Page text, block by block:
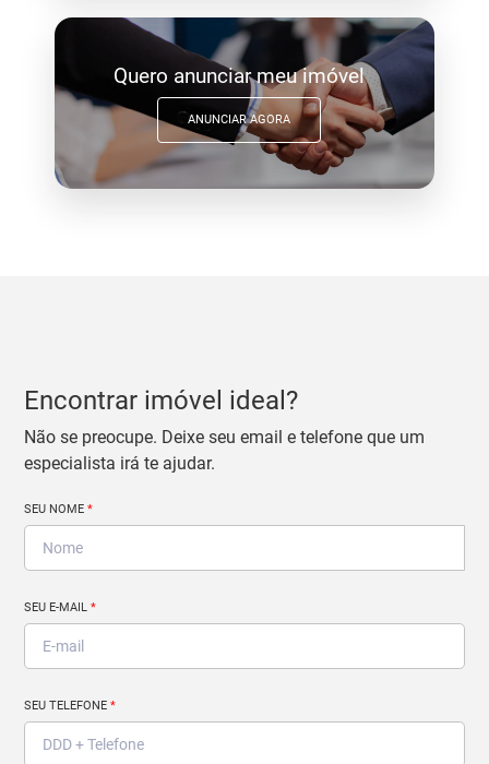
Quero anunciar meu imóvel
ANUNCIAR AGORA
Encontrar imóvel ideal?
Não se preocupe. Deixe seu email e telefone que um
especialista irá te ajudar.
SEU NOME*
SEU E-MAIL*
SEU TELEFONE*